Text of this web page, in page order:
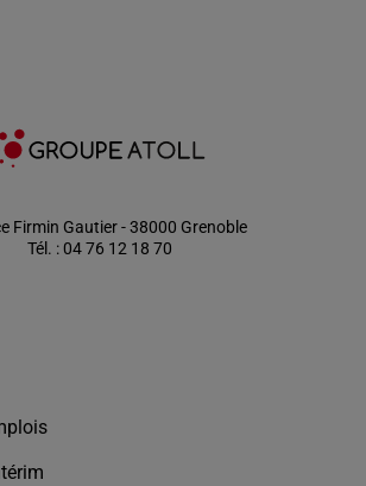
Firmin Gautier - 38000 Grenoble
Tél. : 04 76 12 18 70